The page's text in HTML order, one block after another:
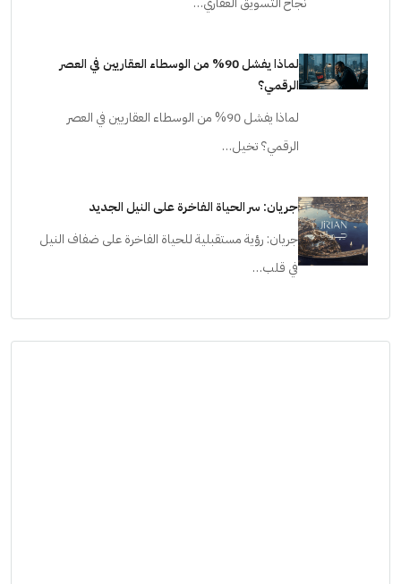
لماذا يفشل 90% من الوسطاء العقاريين في العصر
الرقمي؟
لماذا يفشل 90% من الوسطاء العقاريين في العصر
الرقمي؟ تخيل…
جريان: سر الحياة الفاخرة على النيل الجديد
جريان: رؤية مستقبلية للحياة الفاخرة على ضفاف النيل
في قلب…